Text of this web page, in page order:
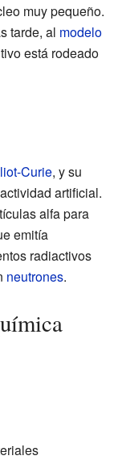
muy pequeño.
tarde, al modelo
está rodeado
Curie, y su
artificial.
alfa para
emitía
radiactivos
neutrones.